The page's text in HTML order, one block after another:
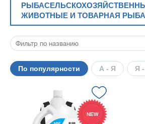
ЖИВОТНЫЕ И ТОВАРНАЯ РЫБА
По популярности А - Я Я
NEW